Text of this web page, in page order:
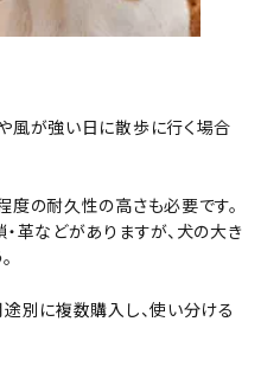
風が強い日に散歩に行く場合
度の耐久性の高さも必要です。
革などがありますが、犬の大き
別に複数購入し、使い分ける